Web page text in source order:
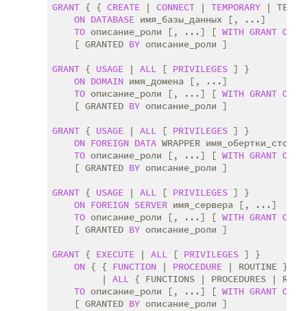
GRANT { { CREATE | CONNECT | TEMPORARY |
ON DATABASE имя_базы_данных [, ...]
TO описание_роли [, ...] [ WITH GRANT
    [ GRANTED
BY описание_роли ]
GRANT { USAGE | ALL [ PRIVILEGES ] }
ON DOMAIN имя_домена [, ...]
TO описание_роли [, ...] [ WITH GRANT
    [ GRANTED
BY описание_роли ]
GRANT { USAGE | ALL [ PRIVILEGES ] }
ON FOREIGN DATA WRAPPER
TO описание_роли [, ...] [ WITH GRANT
    [ GRANTED
BY описание_роли ]
GRANT { USAGE | ALL [ PRIVILEGES ] }
ON FOREIGN SERVER имя_сервера [, ...]
TO описание_роли [, ...] [ WITH GRANT
    [ GRANTED
BY описание_роли ]
GRANT { EXECUTE | ALL [ PRIVILEGES ] }
ON { { FUNCTION | PROCEDURE | ROUTINE }
         |
ALL { FUNCTIONS | PROCEDURES |
TO описание_роли [, ...] [ WITH GRANT
    [ GRANTED
BY описание_роли ]